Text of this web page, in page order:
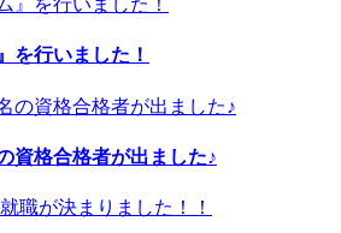
を行いました！
資格合格者が出ました♪